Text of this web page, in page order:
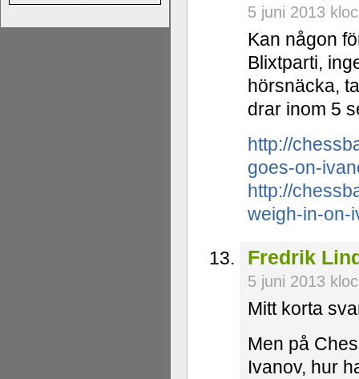
5 juni 2013
Kan någon
Blixtparti,
hörsnäcka,
drar inom 5
http://
goes-on-
http://
weigh-in-on-
Fredrik
5 juni 2013
Mitt korta
Men på
Ivanov, hur